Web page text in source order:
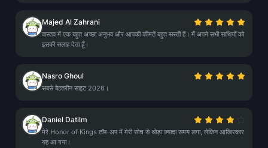
Majed Al Zahrani
वास्तव में एक बहुत अच्छा अनुभव और आपकी कीमतें बहुत सस्ती हैं। मैं अपने सभी साथियों को
इसकी सलाह देता हूँ।
Nasro Ghoul
सबसे बेहतरीन साइट 2026।
Daniel Datilm
मेरे Honor of Kings टॉप-अप में मेरी सोच से थोड़ा ज़्यादा समय लगा, लेकिन आखिरकार
यह आ गया।